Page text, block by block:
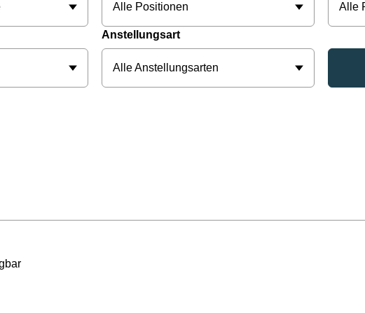
Alle Positionen Alle
Anstellungsart
Alle Anstellungsarten